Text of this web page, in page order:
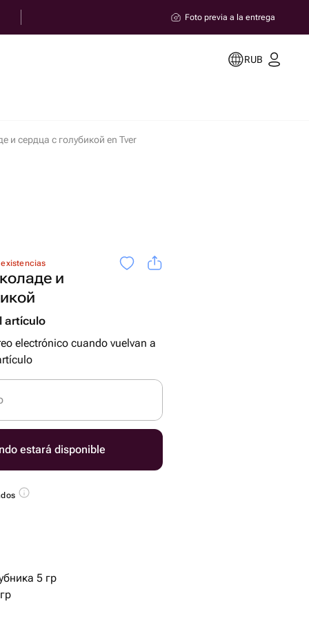
Foto previa a la entrega
RUB
и сердца с голубикой en Tver
и
artículo
electrónico cuando vuelvan a
estará disponible
5 гр